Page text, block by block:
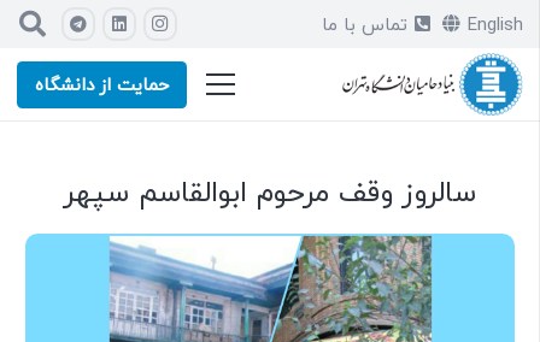
English
تماس با ما
حمایت از دانشگاه
سالروز وقف مرحوم ابوالقاسم سپهر